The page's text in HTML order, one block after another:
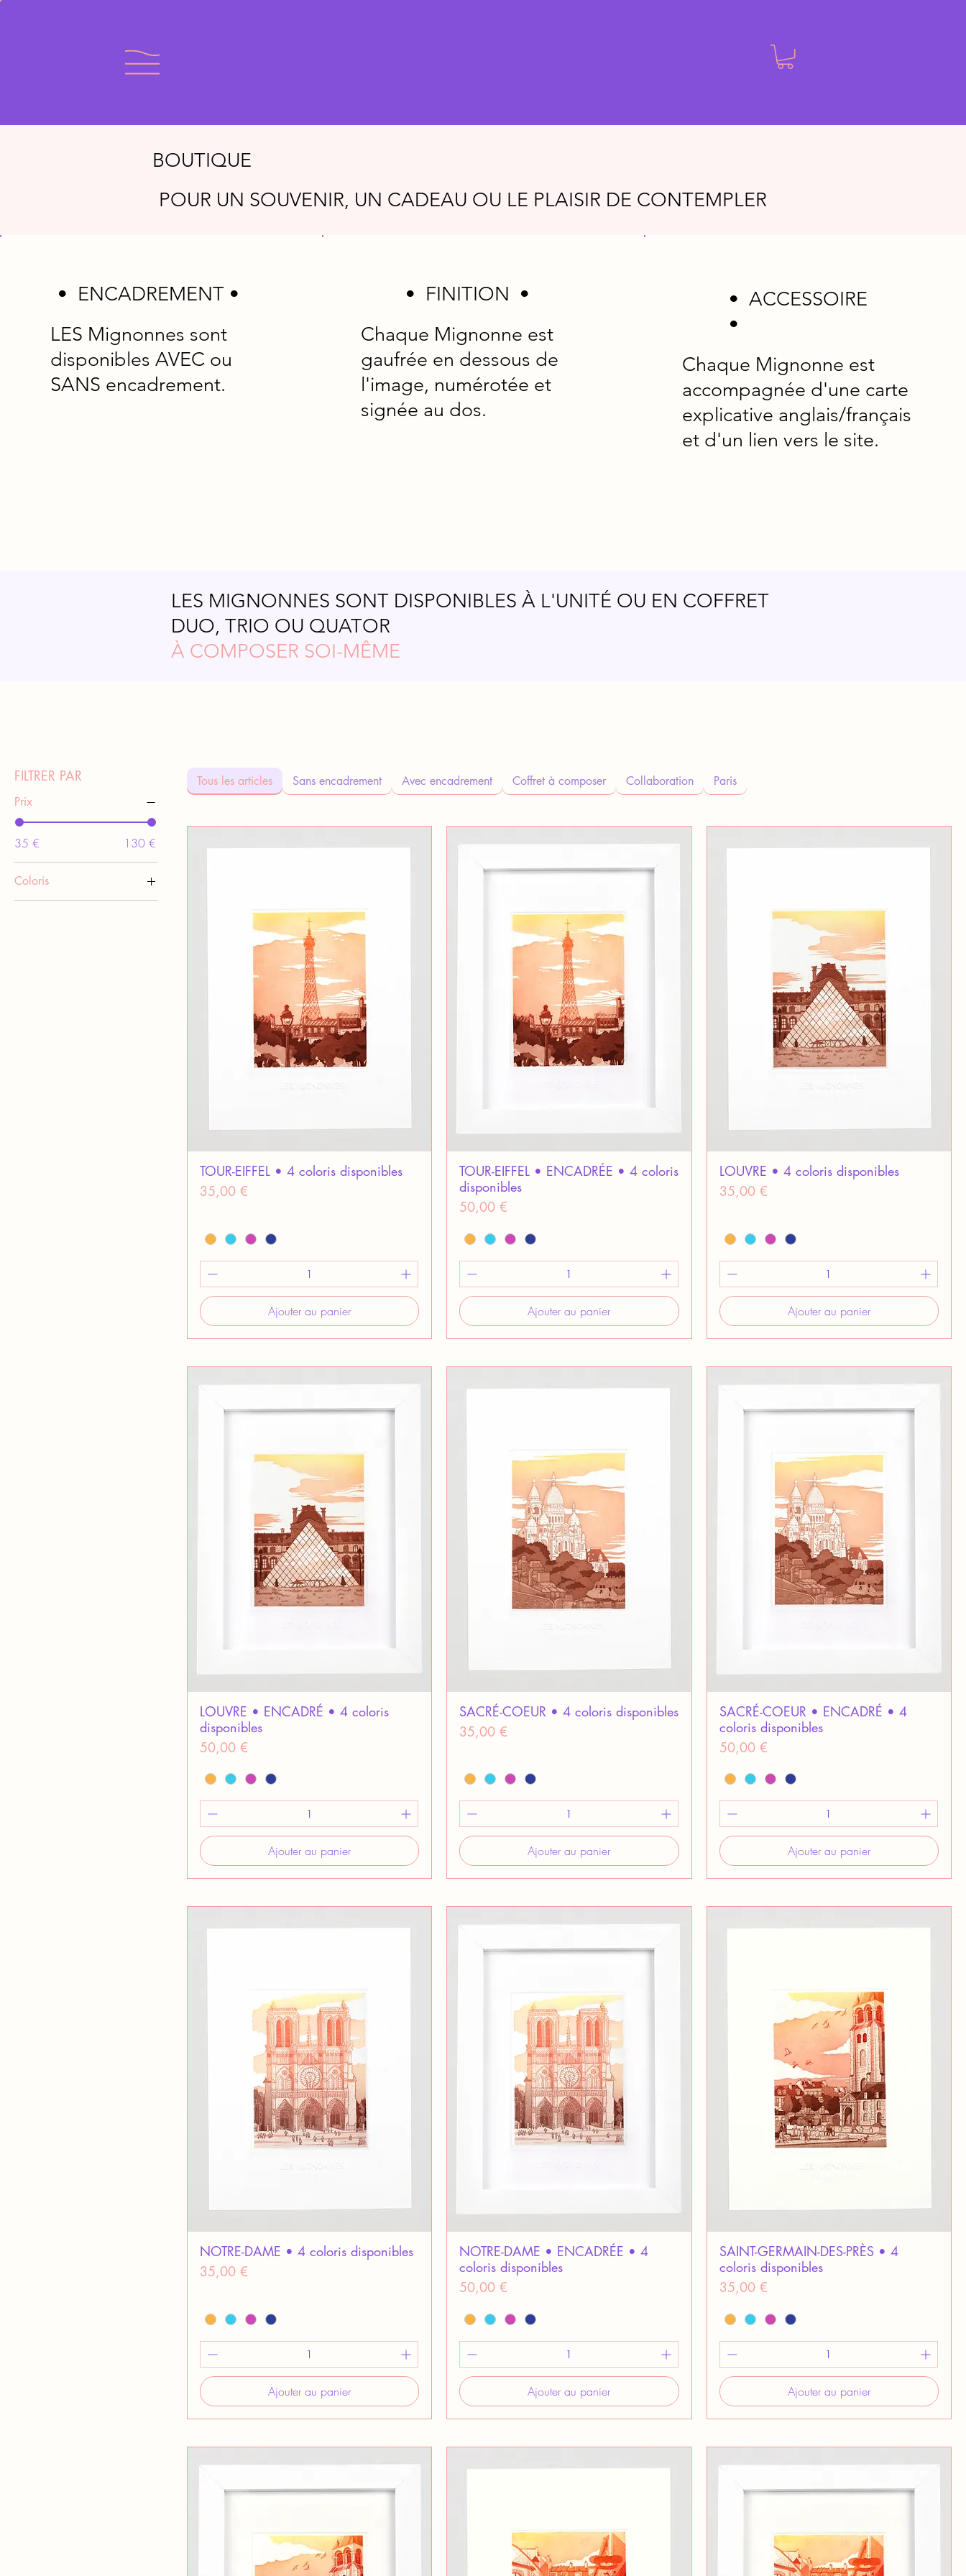
BOUTIQUE
POUR UN SOUVENIR, UN CADEAU OU LE PLAISIR DE CONTEMPLER
• ENCADREMENT •
LES Mignonnes sont
disponibles AVEC ou
SANS encadrement.
• FINITION •
Chaque Mignonne est
gaufrée en dessous de
l'image, numérotée et
signée au dos.
• ACCESSOIRE
•
Chaque Mignonne est
accompagnée d'une carte
explicative anglais/français
et d'un lien vers le site.
LES MIGNONNES SONT DISPONIBLES À L'UNITÉ OU EN COFFRET
DUO, TRIO OU QUATOR
À COMPOSER SOI-MÊME
FILTRER PAR
Prix
35 € 130 €
Coloris
Tous les articles Sans encadrement Avec encadrement Coffret à composer Collaboration Paris
TOUR-EIFFEL • 4 coloris disponibles
Prix
35,00 €
Ajouter au panier
TOUR-EIFFEL • ENCADRÉE • 4 coloris
disponibles
Prix
50,00 €
Ajouter au panier
LOUVRE • 4 coloris disponibles
Prix
35,00 €
Ajouter au panier
LOUVRE • ENCADRÉ • 4 coloris
disponibles
Prix
50,00 €
Ajouter au panier
SACRÉ-COEUR • 4 coloris disponibles
Prix
35,00 €
Ajouter au panier
SACRÉ-COEUR • ENCADRÉ • 4
coloris disponibles
Prix
50,00 €
Ajouter au panier
NOTRE-DAME • 4 coloris disponibles
Prix
35,00 €
Ajouter au panier
NOTRE-DAME • ENCADRÉE • 4
coloris disponibles
Prix
50,00 €
Ajouter au panier
SAINT-GERMAIN-DES-PRÈS • 4
coloris disponibles
Prix
35,00 €
Ajouter au panier